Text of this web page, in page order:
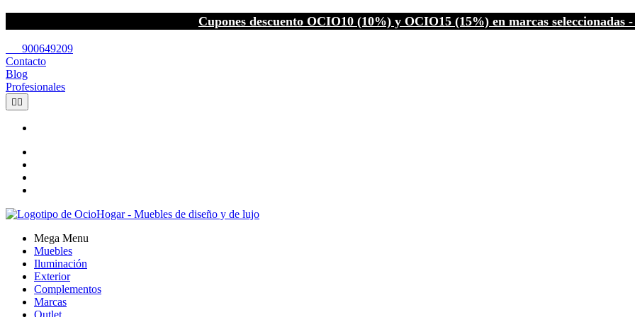
Cupones descuento OCIO10 (10%) y OCIO15 (15%) en marcas seleccionadas
900649209
Contacto
Blog
Profesionales
 
Mega Menu
Muebles
Iluminación
Exterior
Complementos
Marcas
Outlet